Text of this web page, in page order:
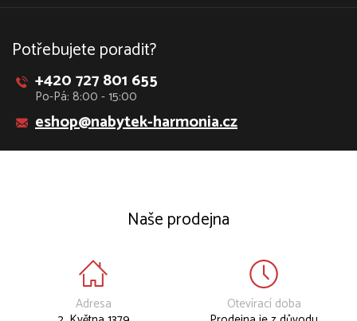
Potřebujete poradit?
+420 727 801 655
Po-Pá: 8:00 - 15:00
eshop@nabytek-harmonia.cz
Naše prodejna
Adresa
Otevírací doba